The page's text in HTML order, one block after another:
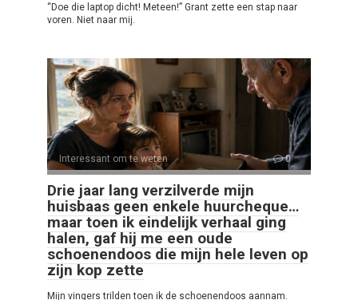
“Doe die laptop dicht! Meteen!” Grant zette een stap naar
voren. Niet naar mij.
Interessant om te weten 0
Drie jaar lang verzilverde mijn
huisbaas geen enkele huurcheque…
maar toen ik eindelijk verhaal ging
halen, gaf hij me een oude
schoenendoos die mijn hele leven op
zijn kop zette
Mijn vingers trilden toen ik de schoenendoos aannam.